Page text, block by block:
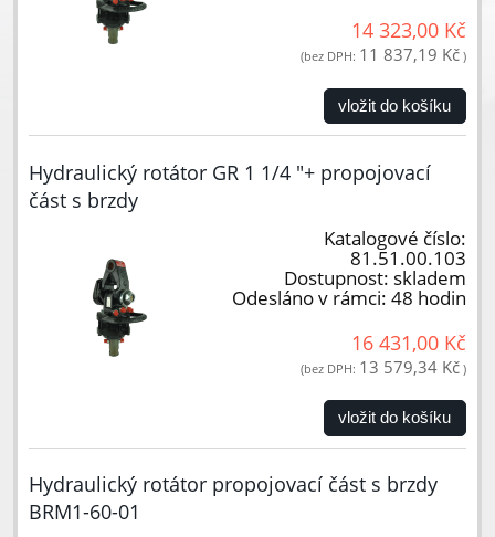
14 323,00 Kč
(bez DPH: 11 837,19 Kč )
vložit do košíku
Hydraulický rotátor GR 1 1/4 "+ propojovací
část s brzdy
Katalogové číslo:
81.51.00.103
Dostupnost: skladem
Odesláno v rámci: 48 hodin
16 431,00 Kč
(bez DPH: 13 579,34 Kč )
vložit do košíku
Hydraulický rotátor propojovací část s brzdy
BRM1-60-01